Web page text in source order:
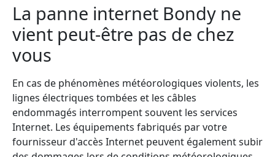
La panne internet Bondy ne
vient peut-être pas de chez
vous
En cas de phénomènes météorologiques violents, les
lignes électriques tombées et les câbles
endommagés interrompent souvent les services
Internet. Les équipements fabriqués par votre
fournisseur d'accès Internet peuvent également subir